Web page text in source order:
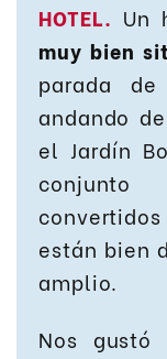
HOTEL. Un
muy bien
parada
andando
el Jardín
conjunto
están bien
amplio.
Nos